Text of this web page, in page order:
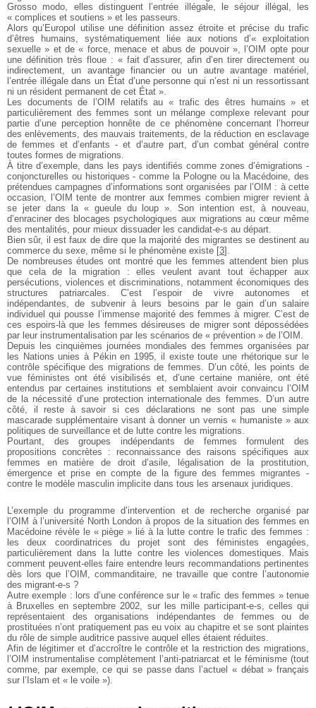
Grosso modo, elles distinguent l’entrée illégale, le séjour illégal, les
« complices et soutiens » et les passeurs.
Alors qu’Europol utilise une définition assez étroite et précise du trafic
d’êtres humains, systématiquement liée aux notions d’« exploitation
sexuelle » et de « force, menace et abus de pouvoir », l’OIM opte pour
une définition très floue : « fait d’assurer, afin d’en tirer directement ou
indirectement, un avantage financier ou un autre avantage matériel,
l’entrée illégale dans un État d’une personne qui n’est ni un ressortissant
ni un résident permanent de cet État ».
Les documents de l’OIM relatifs au « trafic des êtres humains » et
particulièrement des femmes sont un mélange complexe relevant pour
partie d’une perception honnête de ce phénomène concernant l’horreur
des enlèvements, des mauvais traitements, de la réduction en esclavage
de femmes et d’enfants - et d’autre part, d’un combat général contre
toutes formes de migrations.
À titre d’exemple, dans les pays identifiés comme zones d’émigrations -
conjoncturelles ou historiques - comme la Pologne ou la Macédoine, des
prétendues campagnes d’informations sont organisées par l’OIM : à cette
occasion, l’OIM tente de montrer aux femmes combien migrer revient à
se jeter dans la « gueule du loup ». Son intention est, à nouveau,
d’enraciner des blocages psychologiques aux migrations au cœur même
des mentalités, pour mieux dissuader les candidat-e-s au départ.
Bien sûr, il est faux de dire que la majorité des migrantes se destinent au
commerce du sexe, même si le phénomène existe [3] .
De nombreuses études ont montré que les femmes attendent bien plus
que cela de la migration : elles veulent avant tout échapper aux
persécutions, violences et discriminations, notamment économiques des
structures patriarcales. C’est l’espoir de vivre autonomes et
indépendantes, de subvenir à leurs besoins par le gain d’un salaire
individuel qui pousse l’immense majorité des femmes à migrer. C’est de
ces espoirs-là que les femmes désireuses de migrer sont dépossédées
par leur instrumentalisation par les scénarios de « prévention » de l’OIM.
Depuis les cinquièmes journées mondiales des femmes organisées par
les Nations unies à Pékin en 1995, il existe toute une rhétorique sur le
contrôle spécifique des migrations de femmes. D’un côté, les points de
vue féministes ont été visibilisés et, d’une certaine manière, ont été
entendus par certaines institutions et semblaient avoir convaincu l’OIM
de la nécessité d’une protection internationale des femmes. D’un autre
côté, il reste à savoir si ces déclarations ne sont pas une simple
mascarade supplémentaire visant à donner un vernis « humaniste » aux
politiques de surveillance et de lutte contre les migrations.
Pourtant, des groupes indépendants de femmes formulent des
propositions concrètes : reconnaissance des raisons spécifiques aux
femmes en matière de droit d’asile, légalisation de la prostitution,
émergence et prise en compte de la figure des femmes migrantes -
contre le modèle masculin implicite dans tous les arsenaux juridiques.
L’exemple du programme d’intervention et de recherche organisé par
l’OIM à l’université North London à propos de la situation des femmes en
Macédoine révèle le « piège » lié à la lutte contre le trafic des femmes :
les deux coordinatrices du projet sont des féministes engagées,
particulièrement dans la lutte contre les violences domestiques. Mais
comment peuvent-elles faire entendre leurs recommandations pertinentes
dès lors que l’OIM, commanditaire, ne travaille que contre l’autonomie
des migrant-e-s ?
Autre exemple : lors d’une conférence sur le « trafic des femmes » tenue
à Bruxelles en septembre 2002, sur les mille participant-e-s, celles qui
représentaient des organisations indépendantes de femmes ou de
prostituées n’ont pratiquement pas eu voix au chapitre et se sont plaintes
du rôle de simple auditrice passive auquel elles étaient réduites.
Afin de légitimer et d’accroître le contrôle et la restriction des migrations,
l’OIM instrumentalise complètement l’anti-patriarcat et le féminisme (tout
comme, par exemple, ce qui se passe dans l’actuel « débat » français
sur l’Islam et « le voile »).